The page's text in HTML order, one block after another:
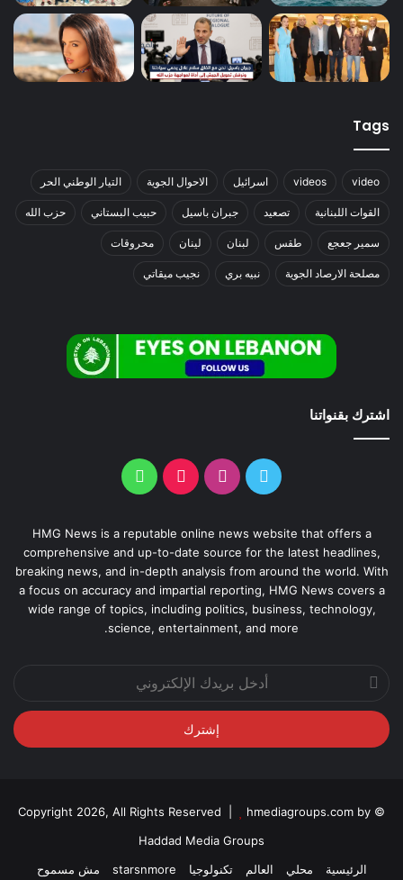
Tags
video
videos اسرائيل الاحوال الجوية التيار الوطني الحر
القوات اللبنانية تصعيد جبران باسيل حبيب البستاني حزب الله
سمير جعجع طقس لبنان لينان محروقات
مصلحة الارصاد الجوية نبيه بري نجيب ميقاتي
اشترك بقنواتنا
HMG News is a reputable online news website that offers a
comprehensive and up-to-date source for the latest headlines,
breaking news, and in-depth analysis from around the world. With
a focus on accuracy and impartial reporting, HMG News covers a
wide range of topics, including politics, business, technology,
science, entertainment, and more.
بريدك
الإلكتروني
© Copyright 2026, All Rights Reserved |
hmediagroups.com by
Haddad Media Groups
الرئيسية
محلي العالم تكنولوجيا starsnmore مش مسموح